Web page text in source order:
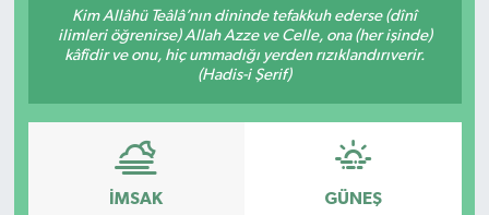
Kim Allâhü Teâlâ’nın dininde tefakkuh ederse (dînî
ilimleri öğrenirse) Allah Azze ve Celle, ona (her işinde)
kâfîdir ve onu, hiç ummadığı yerden rızıklandırıverir.
(Hadis-i Şerif)
İMSAK GÜNEŞ